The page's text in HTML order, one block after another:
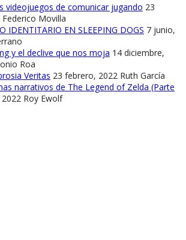
videojuegos de comunicar jugando 23
Federico Movilla
IDENTITARIO EN SLEEPING DOGS 7 junio,
y el declive que nos moja 14 diciembre,
Roa
Veritas 23 febrero, 2022 Ruth García
narrativos de The Legend of Zelda (Parte
Roy Ewolf